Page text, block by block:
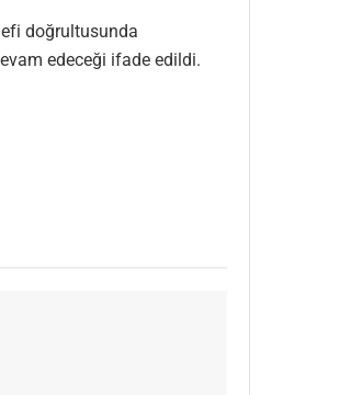
doğrultusunda
edeceği ifade edildi.